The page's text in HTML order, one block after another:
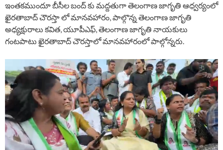
ఇంతకముందూ బీసీల బంద్ కు మద్దతుగా తెలంగాణ జాగృతి ఆధ్వర్యంలో
ఖైరతాబాద్ చౌరస్తా లో మానవహారం, పాల్గొన్న తెలంగాణ జాగృతి
అధ్యక్షురాలు కవిత, యూపీఎఫ్, తెలంగాణ జాగృతి నాయకులు
గంటపాటు ఖైరతాబాద్ చౌరస్తాలో మానవహారంలో పాల్గోన్నరు.